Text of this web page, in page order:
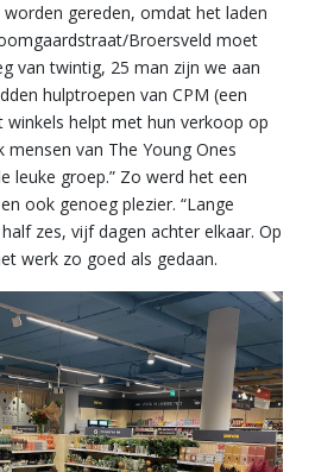
gereden, omdat het laden
Broersveld moet
van twintig, 25 man zijn we aan
hulptroepen van CPM (een
helpt met hun verkoop op
mensen van The Young Ones
leuke groep.” Zo werd het een
ook genoeg plezier. “Lange
zes, vijf dagen achter elkaar. Op
werk zo goed als gedaan.